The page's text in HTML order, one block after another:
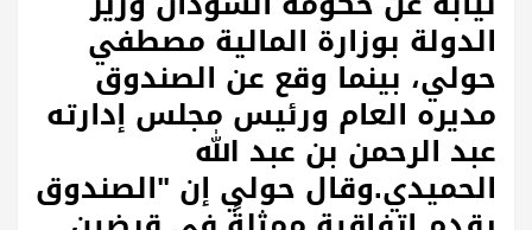
الدولة بوزارة المالية مصطفي
حولي، بينما وقع عن الصندوق
مديره العام ورئيس مجلس إدارته
عبد الرحمن بن عبد الله
الحميدي.وقال حولي إن "الصندوق